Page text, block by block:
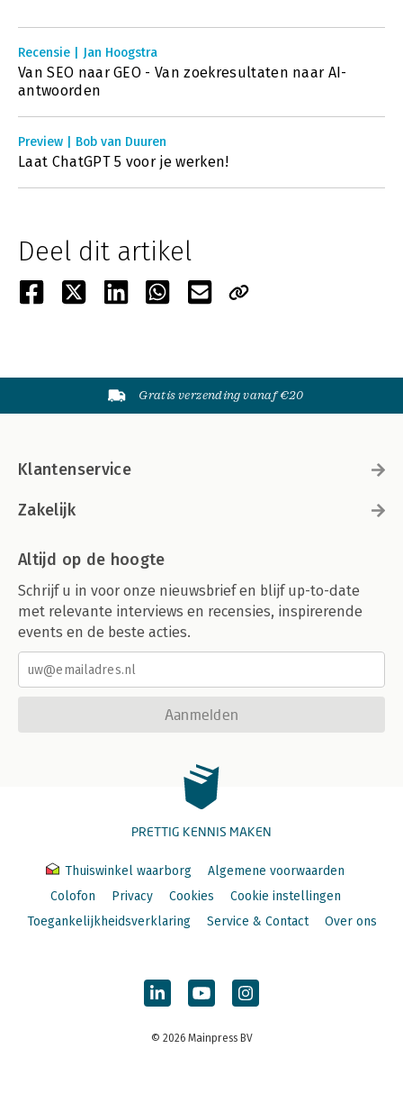
Recensie | Jan Hoogstra
Van SEO naar GEO - Van zoekresultaten naar AI-
antwoorden
Preview | Bob van Duuren
Laat ChatGPT 5 voor je werken!
Deel dit artikel
Gratis verzending vanaf €20
Klantenservice
Zakelijk
Altijd op de hoogte
Schrijf u in voor onze nieuwsbrief en blijf up-to-date
met relevante interviews en recensies, inspirerende
events en de beste acties.
Aanmelden
PRETTIG KENNIS MAKEN
Thuiswinkel waarborg
Algemene voorwaarden
Colofon
Privacy Cookies
Cookie instellingen
Toegankelijkheidsverklaring
Service & Contact Over ons
© 2026 Mainpress BV